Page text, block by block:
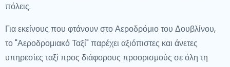
πόλεις.
Για εκείνους που φτάνουν στο Αεροδρόμιο του Δουβλίνου,
το "Αεροδρομιακό Ταξί" παρέχει αξιόπιστες και άνετες
υπηρεσίες ταξί προς διάφορους προορισμούς σε όλη τη